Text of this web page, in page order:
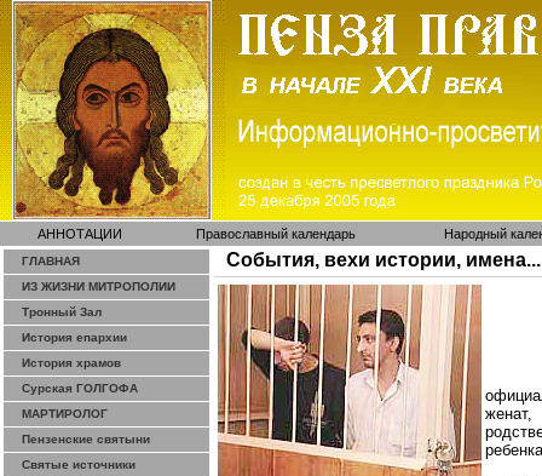
АННОТАЦИИ Православный календарь Народный
ГЛАВНАЯ
ИЗ ЖИЗНИ МИТРОПОЛИИ
Тронный Зал
История епархии
История храмов
Сурская ГОЛГОФА
МАРТИРОЛОГ
Пензенские святыни
Святые источники
События, вехи истории, имена...